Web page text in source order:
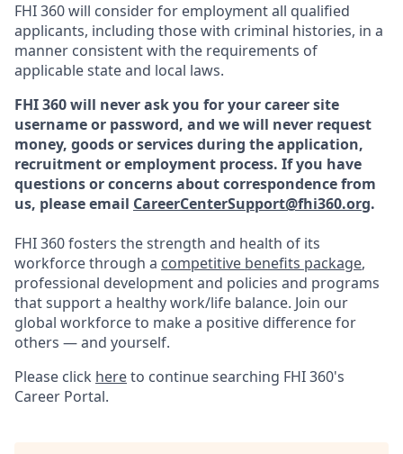
FHI 360 will consider for employment all qualified
applicants, including those with criminal histories, in a
manner consistent with the requirements of
applicable state and local laws.
FHI 360 will never ask you for your career site
username or password, and we will never request
money, goods or services during the application,
recruitment or employment process. If you have
questions or concerns about correspondence from
us, please email CareerCenterSupport@fhi360.org.
FHI 360 fosters the strength and health of its
workforce through a competitive benefits package,
professional development and policies and programs
that support a healthy work/life balance. Join our
global workforce to make a positive difference for
others — and yourself.
Please click hereto continue searching FHI 360's
Career Portal.